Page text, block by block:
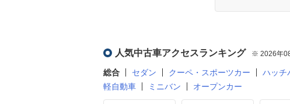
人気中古車アクセスランキング ※ 2026年
総合 セダン クーペ・スポーツカー ハッチ
軽自動車
ミニバン オープンカー